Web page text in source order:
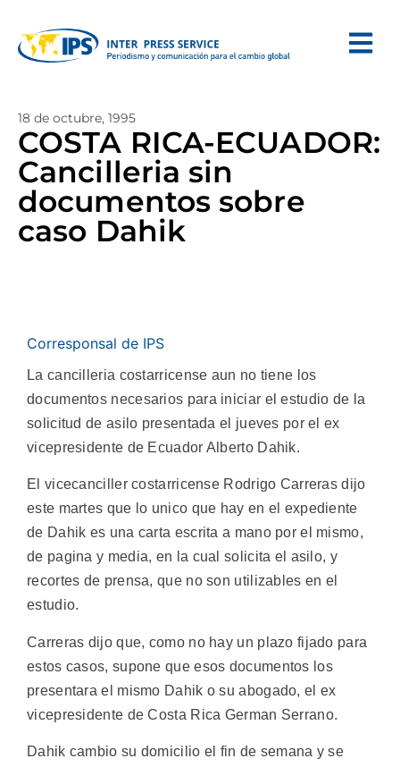
18 de octubre, 1995
COSTA RICA-ECUADOR:
Cancilleria sin
documentos sobre
caso Dahik
Corresponsal de IPS
La cancilleria costarricense aun no tiene los
documentos necesarios para iniciar el estudio de la
solicitud de asilo presentada el jueves por el ex
vicepresidente de Ecuador Alberto Dahik.
El vicecanciller costarricense Rodrigo Carreras dijo
este martes que lo unico que hay en el expediente
de Dahik es una carta escrita a mano por el mismo,
de pagina y media, en la cual solicita el asilo, y
recortes de prensa, que no son utilizables en el
estudio.
Carreras dijo que, como no hay un plazo fijado para
estos casos, supone que esos documentos los
presentara el mismo Dahik o su abogado, el ex
vicepresidente de Costa Rica German Serrano.
Dahik cambio su domicilio el fin de semana y se